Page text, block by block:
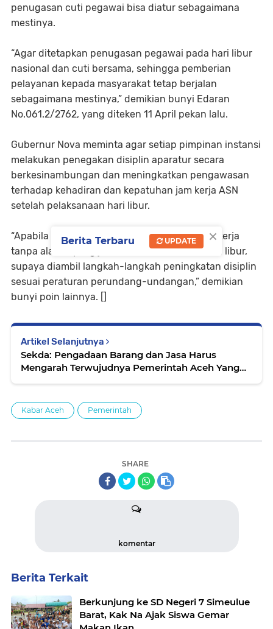
penugasan cuti pegawai bisa diatur sebagaimana
mestinya.
“Agar ditetapkan penugasan pegawai pada hari libur
nasional dan cuti bersama, sehingga pemberian
pelayanan kepada masyarakat tetap berjalan
sebagaimana mestinya,” demikian bunyi Edaran
No.061.2/2762, yang diteken 11 April pekan lalu.
Gubernur Nova meminta agar setiap pimpinan instansi
melakukan penegakan disiplin aparatur secara
berkesinambungan dan meningkatkan pengawasan
terhadap kehadiran dan kepatuhan jam kerja ASN
setelah pelaksanaan hari libur.
“Apabila terdapat pegawai yang tidak masuk kerja
tanpa alasan yang jelas setelah melaksanakan libur,
supaya diambil langkah-langkah peningkatan disiplin
sesuai peraturan perundang-undangan,” demikian
bunyi poin lainnya. []
Artikel Selanjutnya
Sekda: Pengadaan Barang dan Jasa Harus
Mengarah Terwujudnya Pemerintah Aceh Yang
Kabar Aceh Pemerintah
SHARE
komentar
Berita Terkait
Berkunjung ke SD Negeri 7 Simeulue
Barat, Kak Na Ajak Siswa Gemar
×
Berita Terbaru UPDATE